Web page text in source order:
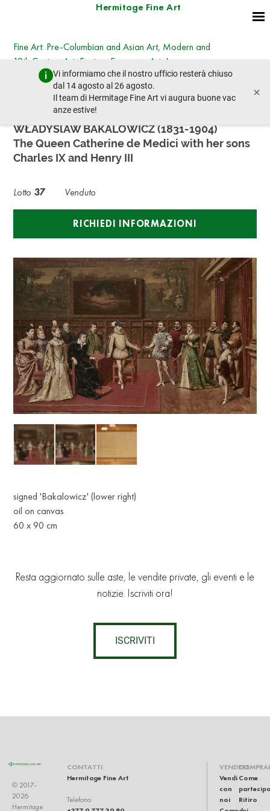
Hermitage Fine Art
Vi informiamo che il nostro ufficio resterà chiuso
dal 14 agosto al 26 agosto.
Il team di Hermitage Fine Art vi augura buone vac
anze estive!
×
Fine Art: Pre-Columbian and Asian Art, Modern and
19th Century Art, Eastern European Art, Icons
lunedì 28 ottobre 2024 - 14:30
lotto precedente lotto prossimo
WŁADYSlAW BAKALOWICZ (1831-1904)
The Queen Catherine de Medici with her sons
Charles IX and Henry III
Lotto 37 Venduto
RICHIEDI INFORMAZIONI
signed 'Bakalowicz' (lower right)
oil on canvas
60 x 90 cm
Resta aggiornato sulle aste, le vendite private, gli eventi e le
notizie. Iscriviti ora!
ISCRIVITI
© 2017-
2026
Hermitage
CONTATTI
Hermitage Fine Art
Telefono
VENDERE
Vendi
con
noi
Come
Ritiro